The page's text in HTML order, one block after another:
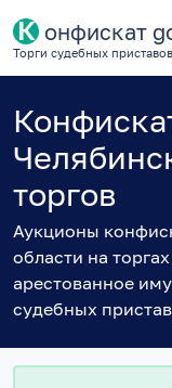
К онфискат
Торги судебных приставов
торгов
Аукционы
области на
арестованное
судебных